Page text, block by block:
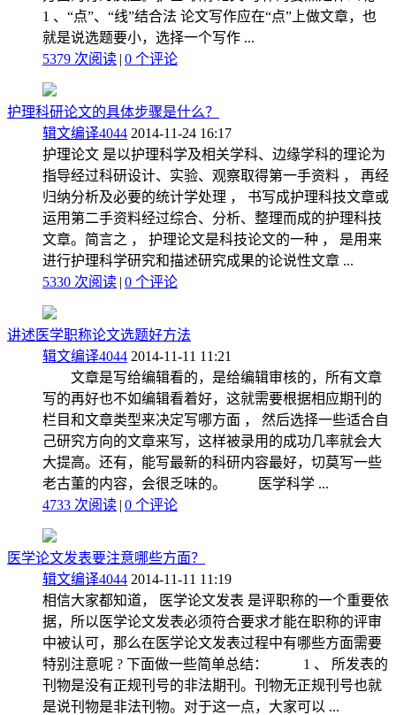
1 、“点”、“线”结合法 论文写作应在“点”上做文章，也
就是说选题要小，选择一个写作 ...
5379 次阅读 | 0 个评论
护理科研论文的具体步骤是什么？
辑文编译4044 2014-11-24 16:17
护理论文 是以护理科学及相关学科、边缘学科的理论为
指导经过科研设计、实验、观察取得第一手资料 ， 再经
归纳分析及必要的统计学处理 ， 书写成护理科技文章或
运用第二手资料经过综合、分析、整理而成的护理科技
文章。简言之 ， 护理论文是科技论文的一种 ， 是用来
进行护理科学研究和描述研究成果的论说性文章 ...
5330 次阅读 | 0 个评论
讲述医学职称论文选题好方法
辑文编译4044 2014-11-11 11:21
文章是写给编辑看的，是给编辑审核的，所有文章
写的再好也不如编辑看着好，这就需要根据相应期刊的
栏目和文章类型来决定写哪方面 ， 然后选择一些适合自
己研究方向的文章来写，这样被录用的成功几率就会大
大提高。还有，能写最新的科研内容最好，切莫写一些
老古董的内容，会很乏味的。 医学科学 ...
4733 次阅读 | 0 个评论
医学论文发表要注意哪些方面？
辑文编译4044 2014-11-11 11:19
相信大家都知道， 医学论文发表 是评职称的一个重要依
据，所以医学论文发表必须符合要求才能在职称的评审
中被认可，那么在医学论文发表过程中有哪些方面需要
特别注意呢 ? 下面做一些简单总结： 1 、 所发表的
刊物是没有正规刊号的非法期刊。刊物无正规刊号也就
是说刊物是非法刊物。对于这一点，大家可以 ...